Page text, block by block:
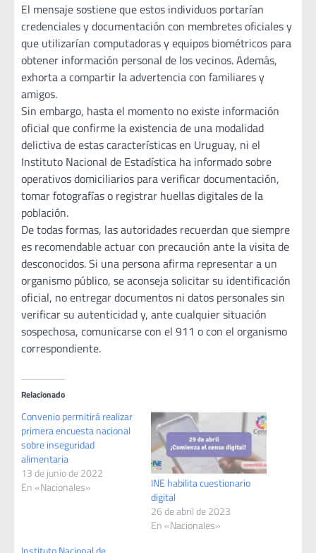
El mensaje sostiene que estos individuos portarían
credenciales y documentación con membretes oficiales y
que utilizarían computadoras y equipos biométricos para
obtener información personal de los vecinos. Además,
exhorta a compartir la advertencia con familiares y
amigos.
Sin embargo, hasta el momento no existe información
oficial que confirme la existencia de una modalidad
delictiva de estas características en Uruguay, ni el
Instituto Nacional de Estadística ha informado sobre
operativos domiciliarios para verificar documentación,
tomar fotografías o registrar huellas digitales de la
población.
De todas formas, las autoridades recuerdan que siempre
es recomendable actuar con precaución ante la visita de
desconocidos. Si una persona afirma representar a un
organismo público, se aconseja solicitar su identificación
oficial, no entregar documentos ni datos personales sin
verificar su autenticidad y, ante cualquier situación
sospechosa, comunicarse con el 911 o con el organismo
correspondiente.
Relacionado
Convenio permitirá realizar
primera encuesta nacional
sobre inseguridad
alimentaria
13 de junio de 2022
En «Nacionales»
INE habilita cuestionario
digital
26 de abril de 2023
En «Nacionales»